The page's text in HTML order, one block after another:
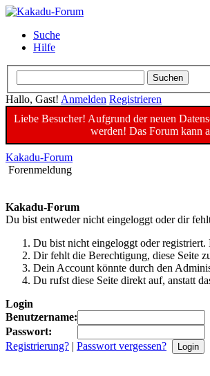
Suche
Hilfe
Hallo, Gast! Anmelden Registrieren
Liebe Besucher! Aufgrund der neuen
werden! Das Forum kann
Kakadu-Forum
Forenmeldung
Kakadu-Forum
Du bist entweder nicht eingeloggt oder dir
Du bist nicht eingeloggt oder registriert.
Dir fehlt die Berechtigung, diese Seite
Dein Account könnte durch den
Du rufst diese Seite direkt auf, anstatt
Login
Benutzername:
Passwort:
Registrierung? | Passwort vergessen?